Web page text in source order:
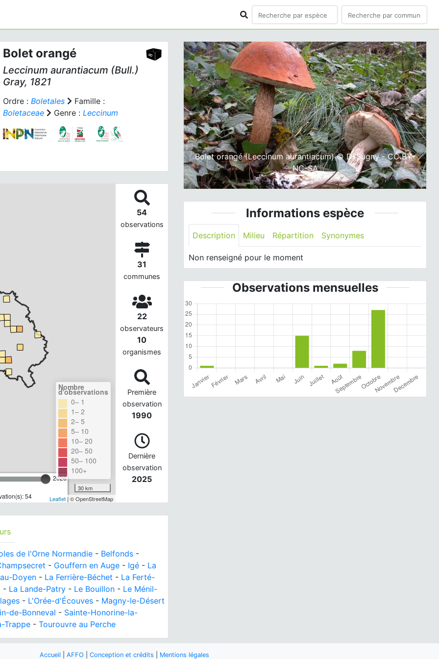
Bolet orangé
Leccinum aurantiacum (Bull.)
Gray, 1821
Ordre : Boletales
Famille :
Boletaceae
Genre : Leccinum
2026
54
Nombre
d'observations
0– 1
1– 2
2– 5
5– 10
10– 20
20– 50
50– 100
100+
30 km
Leaflet| © OpenStreetMap
54
observations
31
communes
22
observateurs
10
organismes
Première
observation
1990
Dernière
observation
2025
de l'Orne Normandie - Belfonds -
- Gouffern en Auge - Igé - La
Doyen - La Ferrière-Béchet - La Ferté-
- La Lande-Patry - Le Bouillon - Le Ménil-
- L'Orée-d'Écouves - Magny-le-Désert
de-Bonneval - Sainte-Honorine-la-
Trappe - Tourouvre au Perche
Bolet orangé (Leccinum aurantiacum) © D. Sugny - CC BY-
NC-SA
Previous Next
Informations espèce
Description Milieu Répartition Synonymes
Non renseigné pour le moment
Observations mensuelles
Accueil AFFO Conception et crédits Mentions légales